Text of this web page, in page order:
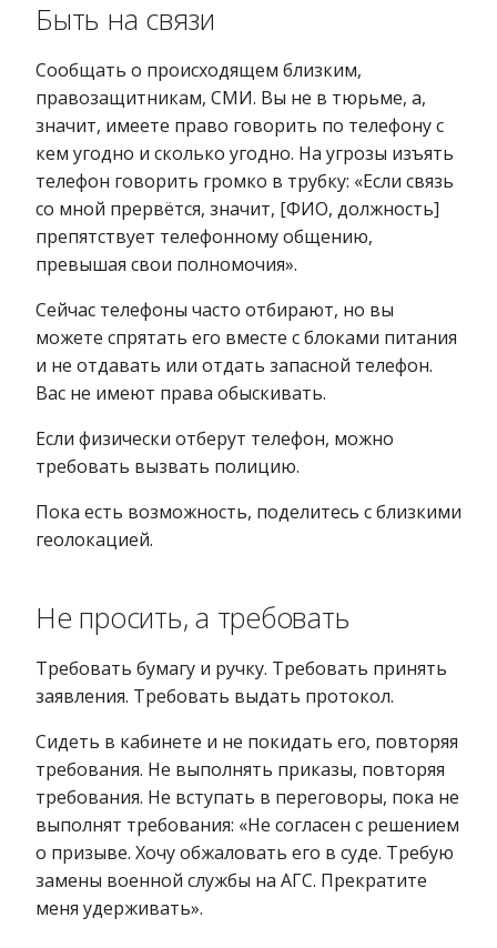
Быть на связи
Сообщать о происходящем близким,
правозащитникам, СМИ. Вы не в тюрьме, а,
значит, имеете право говорить по телефону с
кем угодно и сколько угодно. На угрозы изъять
телефон говорить громко в трубку: «Если связь
со мной прервётся, значит, [ФИО, должность]
препятствует телефонному общению,
превышая свои полномочия».
Сейчас телефоны часто отбирают, но вы
можете спрятать его вместе с блоками питания
и не отдавать или отдать запасной телефон.
Вас не имеют права обыскивать.
Если физически отберут телефон, можно
требовать вызвать полицию.
Пока есть возможность, поделитесь с близкими
геолокацией.
Не просить, а требовать
Требовать бумагу и ручку. Требовать принять
заявления. Требовать выдать протокол.
Сидеть в кабинете и не покидать его, повторяя
требования. Не выполнять приказы, повторяя
требования. Не вступать в переговоры, пока не
выполнят требования: «Не согласен с решением
о призыве. Хочу обжаловать его в суде. Требую
замены военной службы на АГС. Прекратите
меня удерживать».